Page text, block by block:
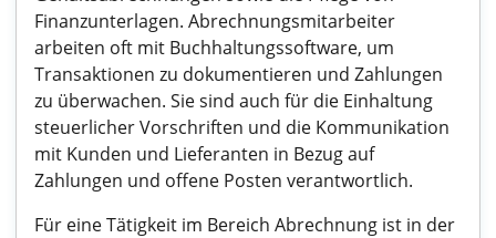
Finanzunterlagen. Abrechnungsmitarbeiter
arbeiten oft mit Buchhaltungssoftware, um
Transaktionen zu dokumentieren und Zahlungen
zu überwachen. Sie sind auch für die Einhaltung
steuerlicher Vorschriften und die Kommunikation
mit Kunden und Lieferanten in Bezug auf
Zahlungen und offene Posten verantwortlich.
Für eine Tätigkeit im Bereich Abrechnung ist in der